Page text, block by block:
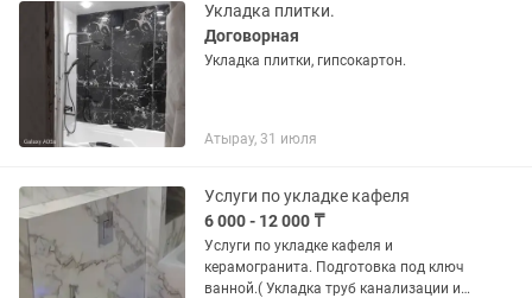
Укладка плитки.
Договорная
Укладка плитки, гипсокартон.
Атырау, 31 июля
Услуги по укладке кафеля
6 000 - 12 000 ₸
Услуги по укладке кафеля и
керамогранита. Подготовка под ключ
ванной.( Укладка труб канализации и